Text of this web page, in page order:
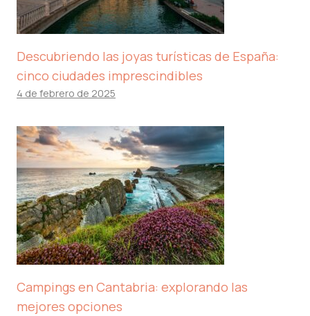
Descubriendo las joyas turísticas de España:
cinco ciudades imprescindibles
4 de febrero de 2025
Campings en Cantabria: explorando las
mejores opciones